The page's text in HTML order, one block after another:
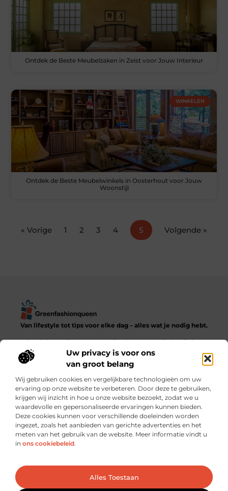
Uw privacy is voor ons
van groot belang
Wij gebruiken cookies en vergelijkbare technologieën om uw
ervaring op onze website te verbeteren. Door deze te gebruiken,
krijgen wij inzicht in hoe u onze website bezoekt, zodat we u
waardevolle en gepersonaliseerde ervaringen kunnen bieden.
Deze cookies kunnen voor verschillende doeleinden worden
ingezet, zoals het aanbieden van gerichte advertenties en het
meten van het gebruik van de website. Meer informatie vindt u
in ons cookiebeleid.
Alles Toestaan Ga Naar
Ontdek de Beste Meubelzaken in Zeist voor Jouw Interieur
WINKELEN
Ontdek de Beste Meubelwinkels in Oosterhout voor Jouw
Woonstijl
« Vorige 1 2 3 4 5 Volgende »
Van lifestyle tot tips voor elke dag – alles wat je nodig hebt.
Ontdek een diverse verzameling blogs en artikelen die het
dagelijks leven in al zijn facetten verkennen, van praktische
adviezen tot inspirerende verhalen.
Bericht categorie
Onze informatie
Cookiebeleid (EU)